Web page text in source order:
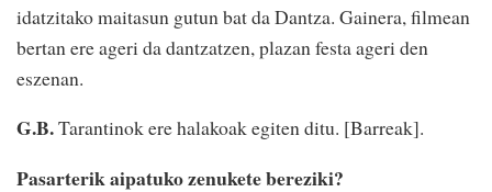
idatzitako maitasun gutun bat da Dantza. Gainera, filmean
bertan ere ageri da dantzatzen, plazan festa ageri den
eszenan.
G.B.Tarantinok ere halakoak egiten ditu. [Barreak].
Pasarterik aipatuko zenukete bereziki?